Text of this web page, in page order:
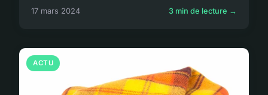
17 mars 2024 3 min de lecture →
ACTU